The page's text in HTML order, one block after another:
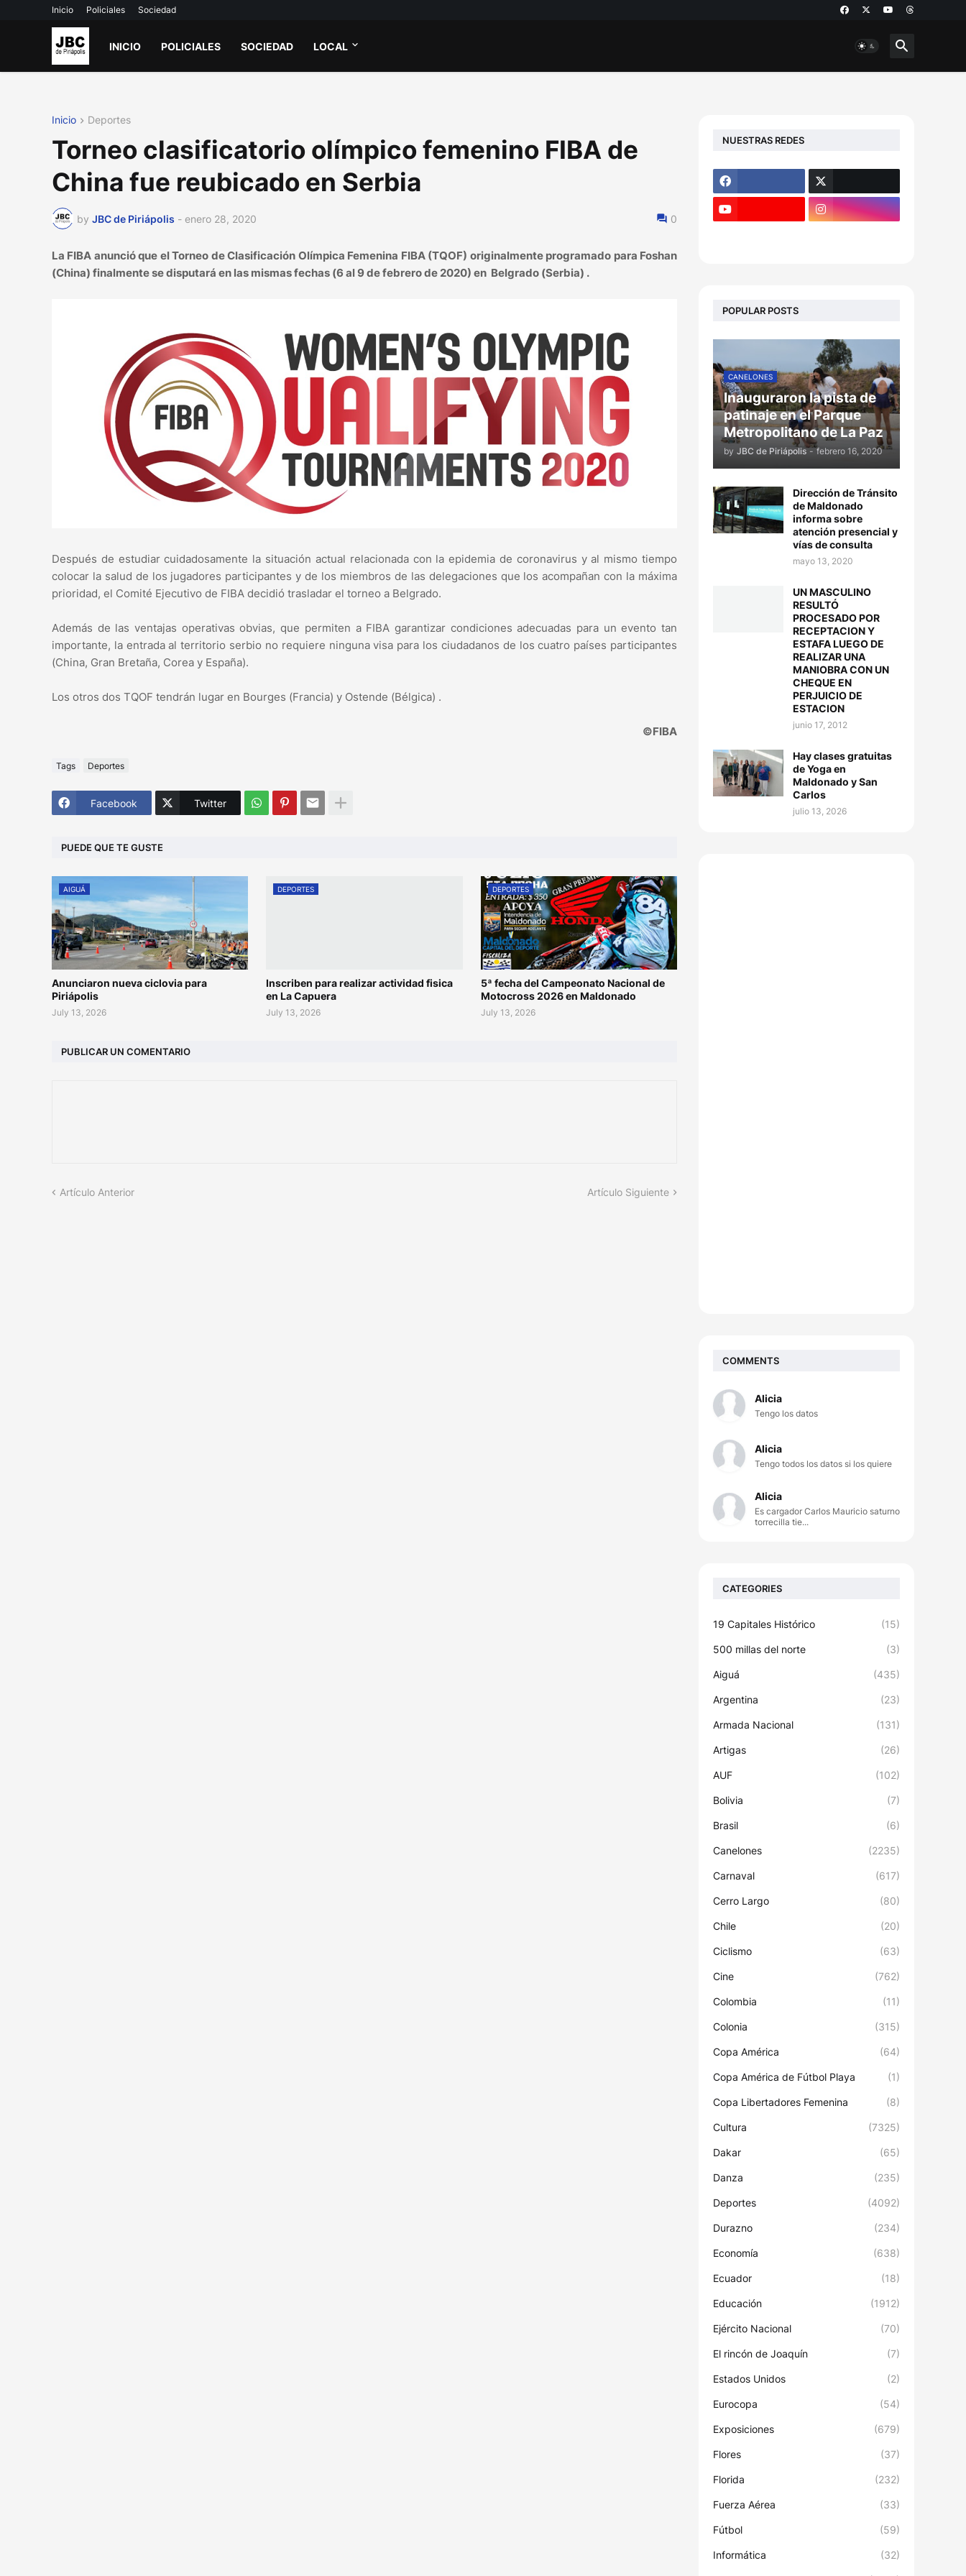
Inicio Policiales Sociedad
INICIO POLICIALES SOCIEDAD LOCAL
Inicio Deportes
Torneo clasificatorio olímpico femenino FIBA ​​de
China fue reubicado en Serbia
by JBC de Piriápolis - enero 28, 2020 0
La FIBA ​​anunció que el Torneo de Clasificación Olímpica Femenina FIBA ​​(TQOF) originalmente programado para Foshan
(China) finalmente se disputará en las mismas fechas (6 al 9 de febrero de 2020) en Belgrado (Serbia) .
Después de estudiar cuidadosamente la situación actual relacionada con la epidemia de coronavirus y al mismo tiempo
colocar la salud de los jugadores participantes y de los miembros de las delegaciones que los acompañan con la máxima
prioridad, el Comité Ejecutivo de FIBA ​​decidió trasladar el torneo a Belgrado.
Además de las ventajas operativas obvias, que permiten a FIBA ​​garantizar condiciones adecuadas para un evento tan
importante, la entrada al territorio serbio no requiere ninguna visa para los ciudadanos de los cuatro países participantes
(China, Gran Bretaña, Corea y España).
Los otros dos TQOF tendrán lugar en Bourges (Francia) y Ostende (Bélgica) .
©FIBA
Tags Deportes
Facebook Twitter
PUEDE QUE TE GUSTE
AIGUÁ
Anunciaron nueva ciclovia para
Piriápolis
July 13, 2026
DEPORTES
Inscriben para realizar actividad fisica
en La Capuera
July 13, 2026
DEPORTES
5ª fecha del Campeonato Nacional de
Motocross 2026 en Maldonado
July 13, 2026
PUBLICAR UN COMENTARIO
Artículo Anterior Artículo Siguiente
NUESTRAS REDES
POPULAR POSTS
CANELONES
Inauguraron la pista de
patinaje en el Parque
Metropolitano de La Paz
by JBC de Piriápolis - febrero 16, 2020
Dirección de Tránsito
de Maldonado
informa sobre
atención presencial y
vías de consulta
mayo 13, 2020
UN MASCULINO
RESULTÓ
PROCESADO POR
RECEPTACION Y
ESTAFA LUEGO DE
REALIZAR UNA
MANIOBRA CON UN
CHEQUE EN
PERJUICIO DE
ESTACION
junio 17, 2012
Hay clases gratuitas
de Yoga en
Maldonado y San
Carlos
julio 13, 2026
COMMENTS
Alicia
Tengo los datos
Alicia
Tengo todos los datos si los quiere
Alicia
Es cargador Carlos Mauricio saturno
torrecilla tie...
CATEGORIES
19 Capitales Histórico (15)
500 millas del norte (3)
Aiguá (435)
Argentina (23)
Armada Nacional (131)
Artigas (26)
AUF (102)
Bolivia (7)
Brasil (6)
Canelones (2235)
Carnaval (617)
Cerro Largo (80)
Chile (20)
Ciclismo (63)
Cine (762)
Colombia (11)
Colonia (315)
Copa América (64)
Copa América de Fútbol Playa (1)
Copa Libertadores Femenina (8)
Cultura (7325)
Dakar (65)
Danza (235)
Deportes (4092)
Durazno (234)
Economía (638)
Ecuador (18)
Educación (1912)
Ejército Nacional (70)
El rincón de Joaquín (7)
Estados Unidos (2)
Eurocopa (54)
Exposiciones (679)
Flores (37)
Florida (232)
Fuerza Aérea (33)
Fútbol (59)
Informática (32)